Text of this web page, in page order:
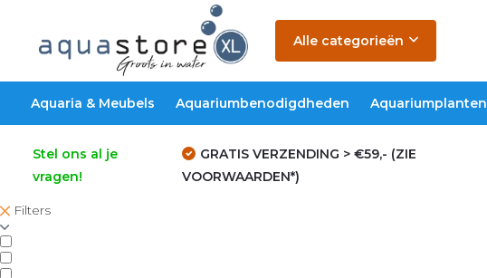
Alle categorieën
Aquaria & Meubels Aquariumbenodigdheden Aquariumplanten
Stel ons al je
vragen!
GRATIS VERZENDING > €59,- (ZIE
VOORWAARDEN*)
Filters